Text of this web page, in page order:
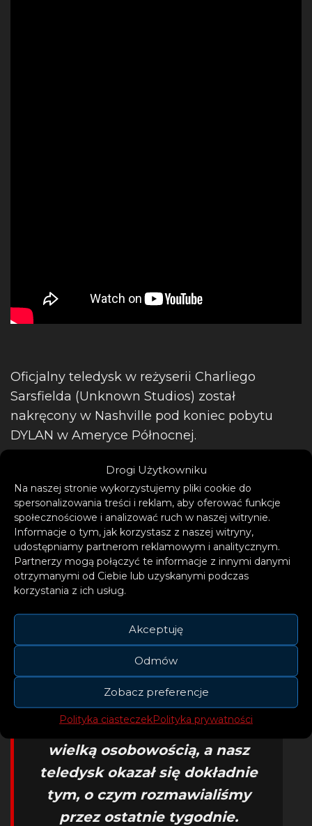
Drogi Użytkowniku
Na naszej stronie wykorzystujemy pliki cookie do
spersonalizowania treści i reklam, aby oferować funkcje
społecznościowe i analizować ruch w naszej witrynie.
Informacje o tym, jak korzystasz z naszej witryny,
udostępniamy partnerom reklamowym i analitycznym.
Partnerzy mogą połączyć te informacje z innymi danymi
otrzymanymi od Ciebie lub uzyskanymi podczas
korzystania z ich usług.
Akceptuję
Odmów
Zobacz preferencje
Polityka ciasteczekPolityka prywatności
Oficjalny teledysk w reżyserii Charliego
Sarsfielda (Unknown Studios) został
nakręcony w Nashville pod koniec pobytu
DYLAN w Ameryce Północnej.
– Przez kilka miesięcy byłam
w trasie koncertowej po
Ameryce z Edem Sheeranem i
miałam szczęście, że Dan
(Bastille) również tam
koncertował. Pomyślałam, że
warto spotkać się w Nashville
i nakręcić klip. Nashville to
świetne miejsce wypełnione
wielką osobowością, a nasz
teledysk okazał się dokładnie
tym, o czym rozmawialiśmy
przez ostatnie tygodnie.